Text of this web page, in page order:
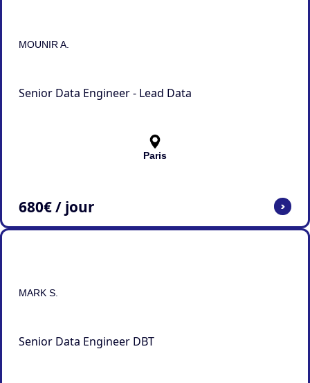
MOUNIR A.
Senior Data Engineer - Lead Data
Paris
680€ / jour >
MARK S.
Senior Data Engineer DBT